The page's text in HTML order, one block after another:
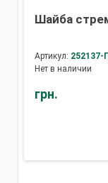
Шайба
Артикул: 252137-
Нет в наличии
грн.